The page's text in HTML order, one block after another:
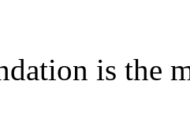
is the